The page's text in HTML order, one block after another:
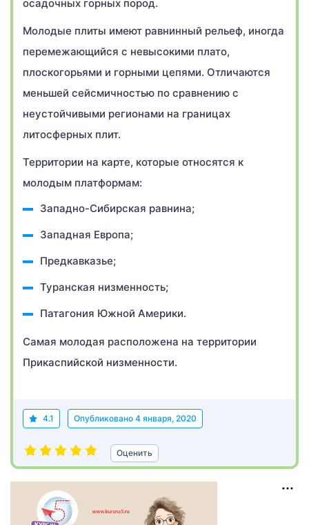
осадочных горных пород.
Молодые плиты имеют равнинный рельеф, иногда
перемежающийся с невысокими плато,
плоскогорьями и горными цепями. Отличаются
меньшей сейсмичностью по сравнению с
неустойчивыми регионами на границах
литосферных плит.
Территории на карте, которые относятся к
молодым платформам:
Западно-Сибирская равнина;
Западная Европа;
Предкавказье;
Туранская низменность;
Патагония Южной Америки.
Самая молодая расположена на территории
Прикаспийской низменности.
4.1 Опубликовано 4 января, 2020
Оценить